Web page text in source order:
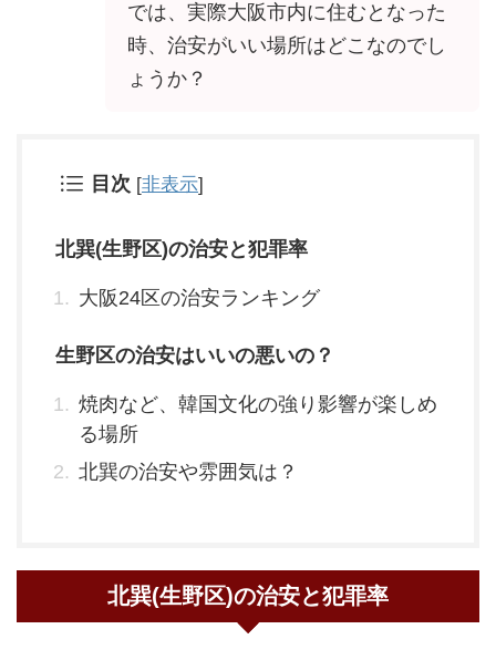
では、実際大阪市内に住むとなった
時、治安がいい場所はどこなのでし
ょうか？
目次 [非表示]
北巽(生野区)の治安と犯罪率
大阪24区の治安ランキング
生野区の治安はいいの悪いの？
焼肉など、韓国文化の強り影響が楽しめ
る場所
北巽の治安や雰囲気は？
北巽(生野区)の治安と犯罪率